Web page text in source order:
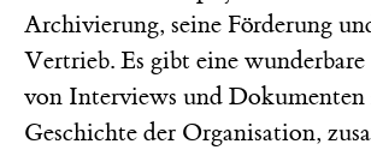
Archivierung, seine Förderung
Vertrieb. Es gibt eine
von Interviews und Dokumenten
Geschichte der Organisation,